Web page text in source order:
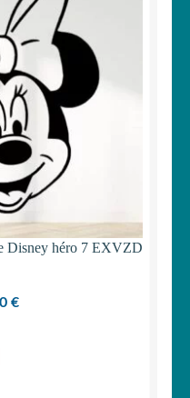
Disney héro 7 EXVZD
€